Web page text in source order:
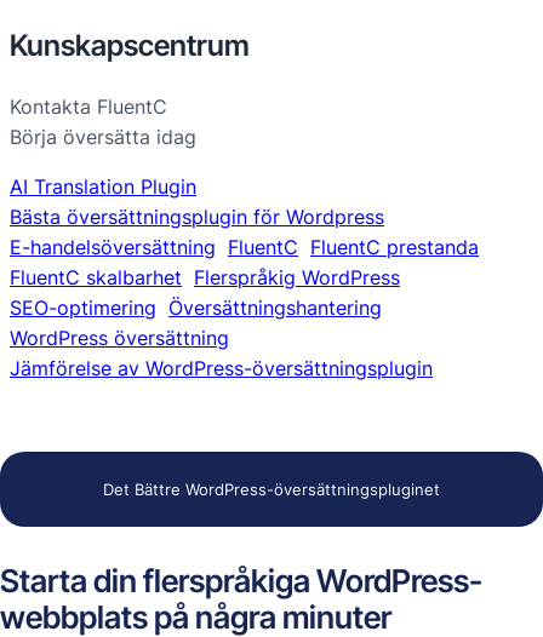
Kunskapscentrum
Kontakta FluentC
Börja översätta idag
AI Translation Plugin
Bästa översättningsplugin för Wordpress
E-handelsöversättning FluentC FluentC prestanda
FluentC skalbarhet Flerspråkig WordPress
SEO-optimering Översättningshantering
WordPress översättning
Jämförelse av WordPress-översättningsplugin
Det Bättre WordPress-översättningspluginet
Starta din flerspråkiga WordPress-
webbplats på några minuter